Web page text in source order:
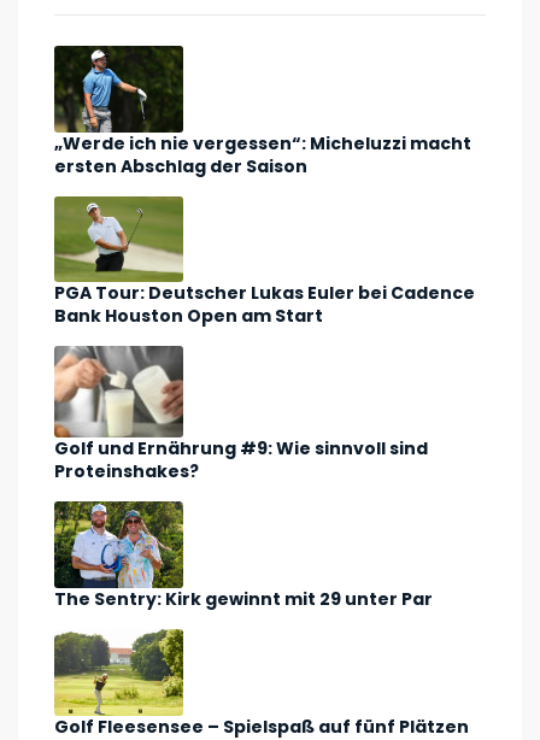
„Werde ich nie vergessen“: Micheluzzi macht
ersten Abschlag der Saison
PGA Tour: Deutscher Lukas Euler bei Cadence
Bank Houston Open am Start
Golf und Ernährung #9: Wie sinnvoll sind
Proteinshakes?
The Sentry: Kirk gewinnt mit 29 unter Par
Golf Fleesensee – Spielspaß auf fünf Plätzen